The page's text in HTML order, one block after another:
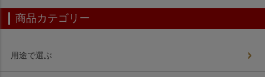
商品カテゴリー
用途で選ぶ